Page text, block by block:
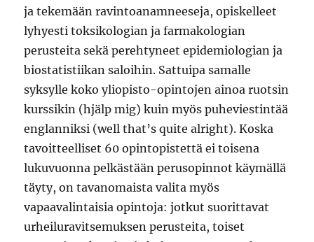
ja tekemään ravintoanamneeseja, opiskelleet
lyhyesti toksikologian ja farmakologian
perusteita sekä perehtyneet epidemiologian ja
biostatistiikan saloihin. Sattuipa samalle
syksylle koko yliopisto-opintojen ainoa ruotsin
kurssikin (hjälp mig) kuin myös puheviestintää
englanniksi (well that’s quite alright). Koska
tavoitteelliset 60 opintopistettä ei toisena
lukuvuonna pelkästään perusopinnot käymällä
täyty, on tavanomaista valita myös
vapaavalintaisia opintoja: jotkut suorittavat
urheiluravitsemuksen perusteita, toiset